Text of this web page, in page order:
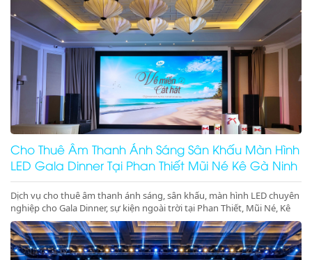
Cho Thuê Âm Thanh Ánh Sáng Sân Khấu Màn Hình
LED Gala Dinner Tại Phan Thiết Mũi Né Kê Gà Ninh
Thuận Ninh Chữ Vĩnh Hy Giá Rẻ Uy Tín
Dịch vụ cho thuê âm thanh ánh sáng, sân khấu, màn hình LED chuyên
nghiệp cho Gala Dinner, sự kiện ngoài trời tại Phan Thiết, Mũi Né, Kê
Gà, Ninh Thuận, Ninh Chữ, Vĩnh Hy. Thiết bị hiện đại, giá gốc tại kho,
phục vụ tận tâm. Gọi ngay hotline để nhận báo giá ưu đãi tốt nhất
hôm nay!